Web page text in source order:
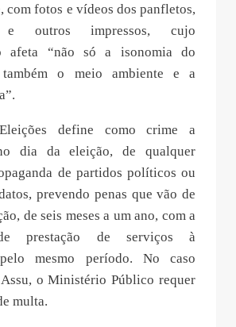
com fotos e vídeos dos panfletos,
e outros impressos, cujo
afeta “não só a isonomia do
o meio ambiente e a
define como crime a
dia da eleição, de qualquer
de partidos políticos ou
prevendo penas que vão de
de seis meses a um ano, com a
prestação de serviços à
mesmo período. No caso
o Ministério Público requer
multa.